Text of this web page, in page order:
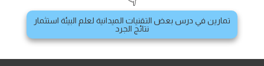
تمارين في درس بعض التقنيات الميدانية لعلم البيئة استثمار
نتائج الجرد